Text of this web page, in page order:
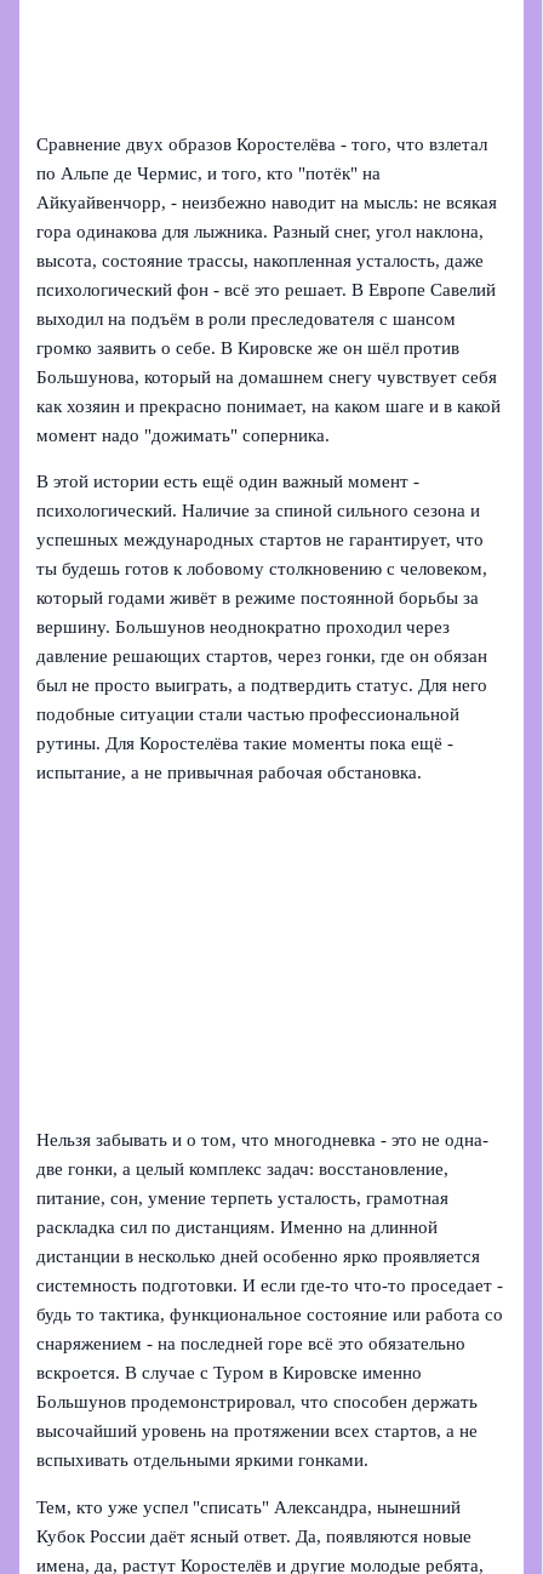
Сравнение двух образов Коростелёва - того, что взлетал
по Альпе де Чермис, и того, кто "потёк" на
Айкуайвенчорр, - неизбежно наводит на мысль: не всякая
гора одинакова для лыжника. Разный снег, угол наклона,
высота, состояние трассы, накопленная усталость, даже
психологический фон - всё это решает. В Европе Савелий
выходил на подъём в роли преследователя с шансом
громко заявить о себе. В Кировске же он шёл против
Большунова, который на домашнем снегу чувствует себя
как хозяин и прекрасно понимает, на каком шаге и в какой
момент надо "дожимать" соперника.
В этой истории есть ещё один важный момент -
психологический. Наличие за спиной сильного сезона и
успешных международных стартов не гарантирует, что
ты будешь готов к лобовому столкновению с человеком,
который годами живёт в режиме постоянной борьбы за
вершину. Большунов неоднократно проходил через
давление решающих стартов, через гонки, где он обязан
был не просто выиграть, а подтвердить статус. Для него
подобные ситуации стали частью профессиональной
рутины. Для Коростелёва такие моменты пока ещё -
испытание, а не привычная рабочая обстановка.
Нельзя забывать и о том, что многодневка - это не одна-
две гонки, а целый комплекс задач: восстановление,
питание, сон, умение терпеть усталость, грамотная
раскладка сил по дистанциям. Именно на длинной
дистанции в несколько дней особенно ярко проявляется
системность подготовки. И если где-то что-то проседает -
будь то тактика, функциональное состояние или работа со
снаряжением - на последней горе всё это обязательно
вскроется. В случае с Туром в Кировске именно
Большунов продемонстрировал, что способен держать
высочайший уровень на протяжении всех стартов, а не
вспыхивать отдельными яркими гонками.
Тем, кто уже успел "списать" Александра, нынешний
Кубок России даёт ясный ответ. Да, появляются новые
имена, да, растут Коростелёв и другие молодые ребята,